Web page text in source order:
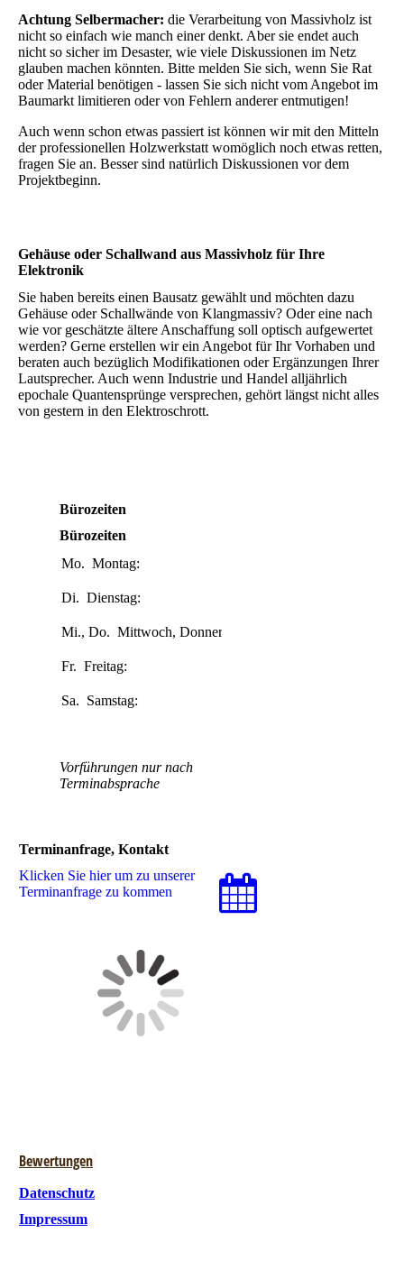
Achtung Selbermacher: die Verarbeitung von Massivholz ist
nicht so einfach wie manch einer denkt. Aber sie endet auch
nicht so sicher im Desaster, wie viele Diskussionen im Netz
glauben machen könnten. Bitte melden Sie sich, wenn Sie Rat
oder Material benötigen - lassen Sie sich nicht vom Angebot im
Baumarkt limitieren oder von Fehlern anderer entmutigen!
Auch wenn schon etwas passiert ist können wir mit den Mitteln
der professionellen Holzwerkstatt womöglich noch etwas retten,
fragen Sie an. Besser sind natürlich Diskussionen vor dem
Projektbeginn.
Gehäuse oder Schallwand aus Massivholz für Ihre
Elektronik
Sie haben bereits einen Bausatz gewählt und möchten dazu
Gehäuse oder Schallwände von Klangmassiv? Oder eine nach
wie vor geschätzte ältere Anschaffung soll optisch aufgewertet
werden? Gerne erstellen wir ein Angebot für Ihr Vorhaben und
beraten auch bezüglich Modifikationen oder Ergänzungen Ihrer
Lautsprecher. Auch wenn Industrie und Handel alljährlich
epochale Quantensprünge versprechen, gehört längst nicht alles
von gestern in den Elektroschrott.
Bürozeiten
Bürozeiten
Mo. Montag:
Di. Dienstag:
Mi., Do. Mittwoch, Donnerstag:
Fr. Freitag:
Sa. Samstag:
Vorführungen nur nach
Terminabsprache
Terminanfrage, Kontakt
Klicken Sie hier um zu unserer
Terminanfrage zu kommen
Bewertungen
Datenschutz
Impressum